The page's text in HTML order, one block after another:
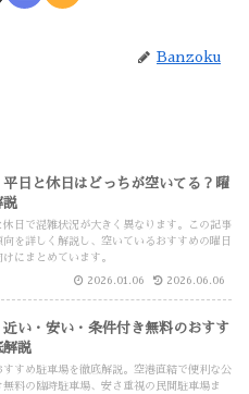
Banzoku
平日と休日はどっちが空いてる？曜
説
休日で混雑状況が大きく異なります。この記事
を詳しく解説し、空いているおすすめの曜日
にまとめています。
2026.01.06 2026.06.06
近い・安い・条件付き無料のおすす
解説
すすめ駐車場を徹底解説。空港直結で便利な公
料の臨時駐車場、安さ重視の民間駐車場ま